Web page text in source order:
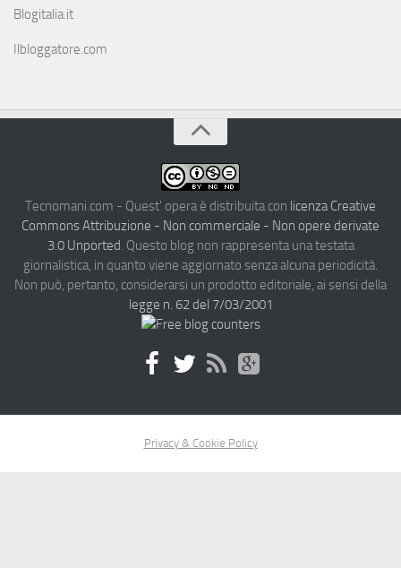
Blogitalia.it
Ilbloggatore.com
Tecnomani.com - Quest' opera è distribuita con licenza Creative
Commons Attribuzione - Non commerciale - Non opere derivate
3.0 Unported. Questo blog non rappresenta una testata
giornalistica, in quanto viene aggiornato senza alcuna periodicità.
Non può, pertanto, considerarsi un prodotto editoriale, ai sensi della
legge n. 62 del 7/03/2001
Privacy & Cookie Policy